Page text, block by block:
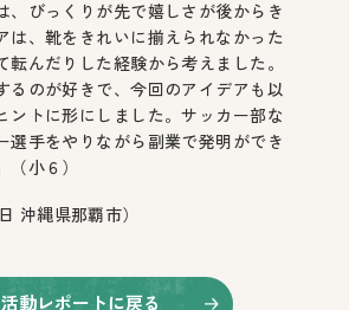
、びっくりが先で嬉しさが後からき
は、靴をきれいに揃えられなかった
転んだりした経験から考えました。
るのが好きで、今回のアイデアも以
ントに形にしました。サッカー部な
選手をやりながら副業で発明ができ
小６）
沖縄県那覇市）
活動レポー トに戻る